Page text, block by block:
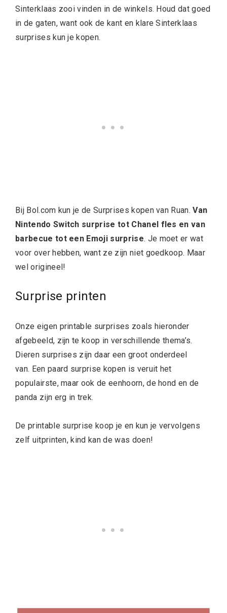
Sinterklaas zooi vinden in de winkels. Houd dat goed
in de gaten, want ook de kant en klare Sinterklaas
surprises kun je kopen.
Bij Bol.com kun je de Surprises kopen van Ruan.Van
Nintendo Switch surprise tot Chanel fles en van
barbecue tot een Emoji surprise. Je moet er wat
voor over hebben, want ze zijn niet goedkoop. Maar
wel origineel!
Surprise printen
Onze eigen printable surprises zoals hieronder
afgebeeld, zijn te koop in verschillende thema’s.
Dieren surprises zijn daar een groot onderdeel
van. Een paard surprise kopen is veruit het
populairste, maar ook de eenhoorn, de hond en de
panda zijn erg in trek.
De printable surprise koop je en kun je vervolgens
zelf uitprinten, kind kan de was doen!